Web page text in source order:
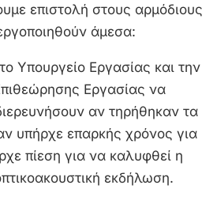
επιστολή στους αρμόδιους
άμεσα:
Υπουργείο Εργασίας και την
Εργασίας να
αν τηρήθηκαν τα
υπήρχε επαρκής χρόνος για
πίεση για να καλυφθεί η
εκδήλωση.